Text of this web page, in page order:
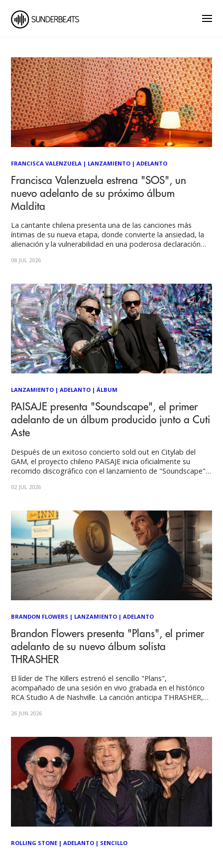
FRANCISCA VALENZUELA | LANZAMIENTO |ADELANTO
Francisca Valenzuela estrena "SOS", un
nuevo adelanto de su próximo álbum
Maldita
La cantante chilena presenta una de las canciones más
íntimas de su nueva etapa, donde convierte la ansiedad, la
alienación y la vulnerabilidad en una poderosa declaración
paso a una gira internacional. Francisca Valenzuela continúa
08 JUL 2026
LANZAMIENTO |ADELANTO |ÁLBUM
PAISAJE presenta "Soundscape", el primer
adelanto de un álbum producido junto a Cuti
Aste
Después de un exitoso concierto sold out en Citylab del
GAM, el proyecto chileno PAISAJE inicia oficialmente su
recorrido discográfico con el lanzamiento de "Soundscape",
donde clarinete, síntesis electrónica y textura acústica
cinematográficas.
02 JUL 2026
BRANDON FLOWERS | LANZAMIENTO |ADELANTO
Brandon Flowers presenta "Plans", el primer
adelanto de su nuevo álbum solista
THRASHER
El líder de The Killers estrenó el sencillo "Plans",
acompañado de una sesión en vivo grabada en el histórico
RCA Studio A de Nashville. La canción anticipa THRASHER,
llegará el 21 de agosto. Tras anunciar el lanzamiento de su
26 JUN 2026
ROLLING STONE |ADELANTO | SENCILLO